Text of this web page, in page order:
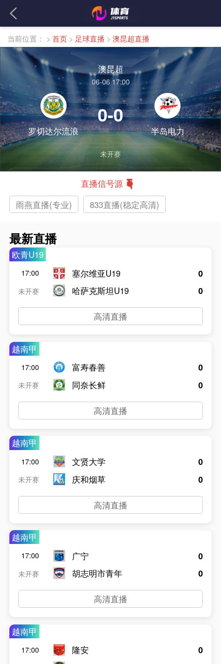
当前位置： > 首页 > 足球直播 > 澳昆超直播
澳昆超
06-06 17:00
罗切达尔流浪
0-0
半岛电力
未开赛
直播信号源
雨燕直播(专业)
833直播(稳定高清)
最新直播
欧青U19
17:00
未开赛
塞尔维亚U19
哈萨克斯坦U19
0
0
高清直播
越南甲
17:00
未开赛
富寿春善
同奈长鲜
0
0
高清直播
越南甲
17:00
未开赛
文贤大学
庆和烟草
0
0
高清直播
越南甲
17:00
未开赛
广宁
胡志明市青年
0
0
高清直播
越南甲
17:00
隆安
0